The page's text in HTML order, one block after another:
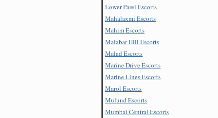
Lower Parel Escorts
Mahalaxmi Escorts
Mahim Escorts
Malabar Hill Escorts
Malad Escorts
Marine Drive Escorts
Marine Lines Escorts
Marol Escorts
Mulund Escorts
Mumbai Central Escorts